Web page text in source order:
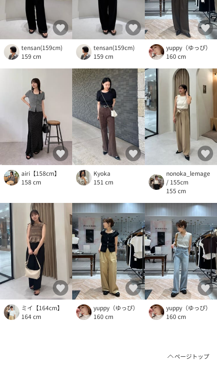
tensan(159cm)
159 cm
tensan(159cm)
159 cm
yuppy（ゆっぴ）
160 cm
airi【158cm】
158 cm
Kyoka
151 cm
nonoka_lemage
/ 155cm
155 cm
ミイ【164cm】
164 cm
yuppy（ゆっぴ）
160 cm
yuppy（ゆっぴ）
160 cm
ページトップ